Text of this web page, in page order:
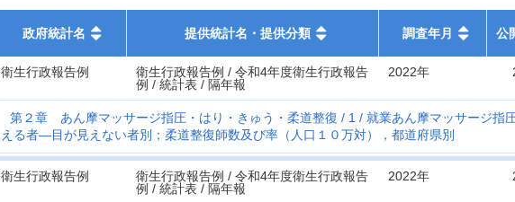
政府統計名 提供統計名・提供分類 調査年月 公
衛生行政報告例
衛生行政報告例 / 令和4年度衛生行政報告
例 / 統計表 / 隔年報
2022年
第２章 あん摩マッサージ指圧・はり・きゅう・柔道整復 1
就業あん摩マッサージ指
える者―目が見えない者別；柔道整復師数及び率（人口１０万対），都道府県別
衛生行政報告例
衛生行政報告例 / 令和4年度衛生行政報告
例 / 統計表 / 隔年報
2022年